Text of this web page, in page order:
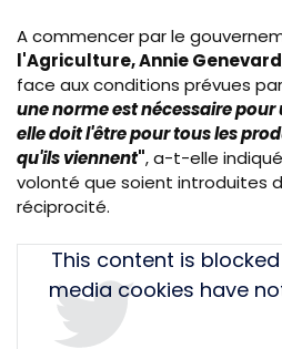
A commencer par le
l'Agriculture, Annie Genevard
face aux conditions prévues
une norme est nécessaire
elle doit l'être pour tous les
qu'ils viennent", a-t-elle
volonté que soient introduites
réciprocité.
TweetThis content is
media cookies have